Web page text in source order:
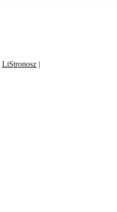
LiStronosz |